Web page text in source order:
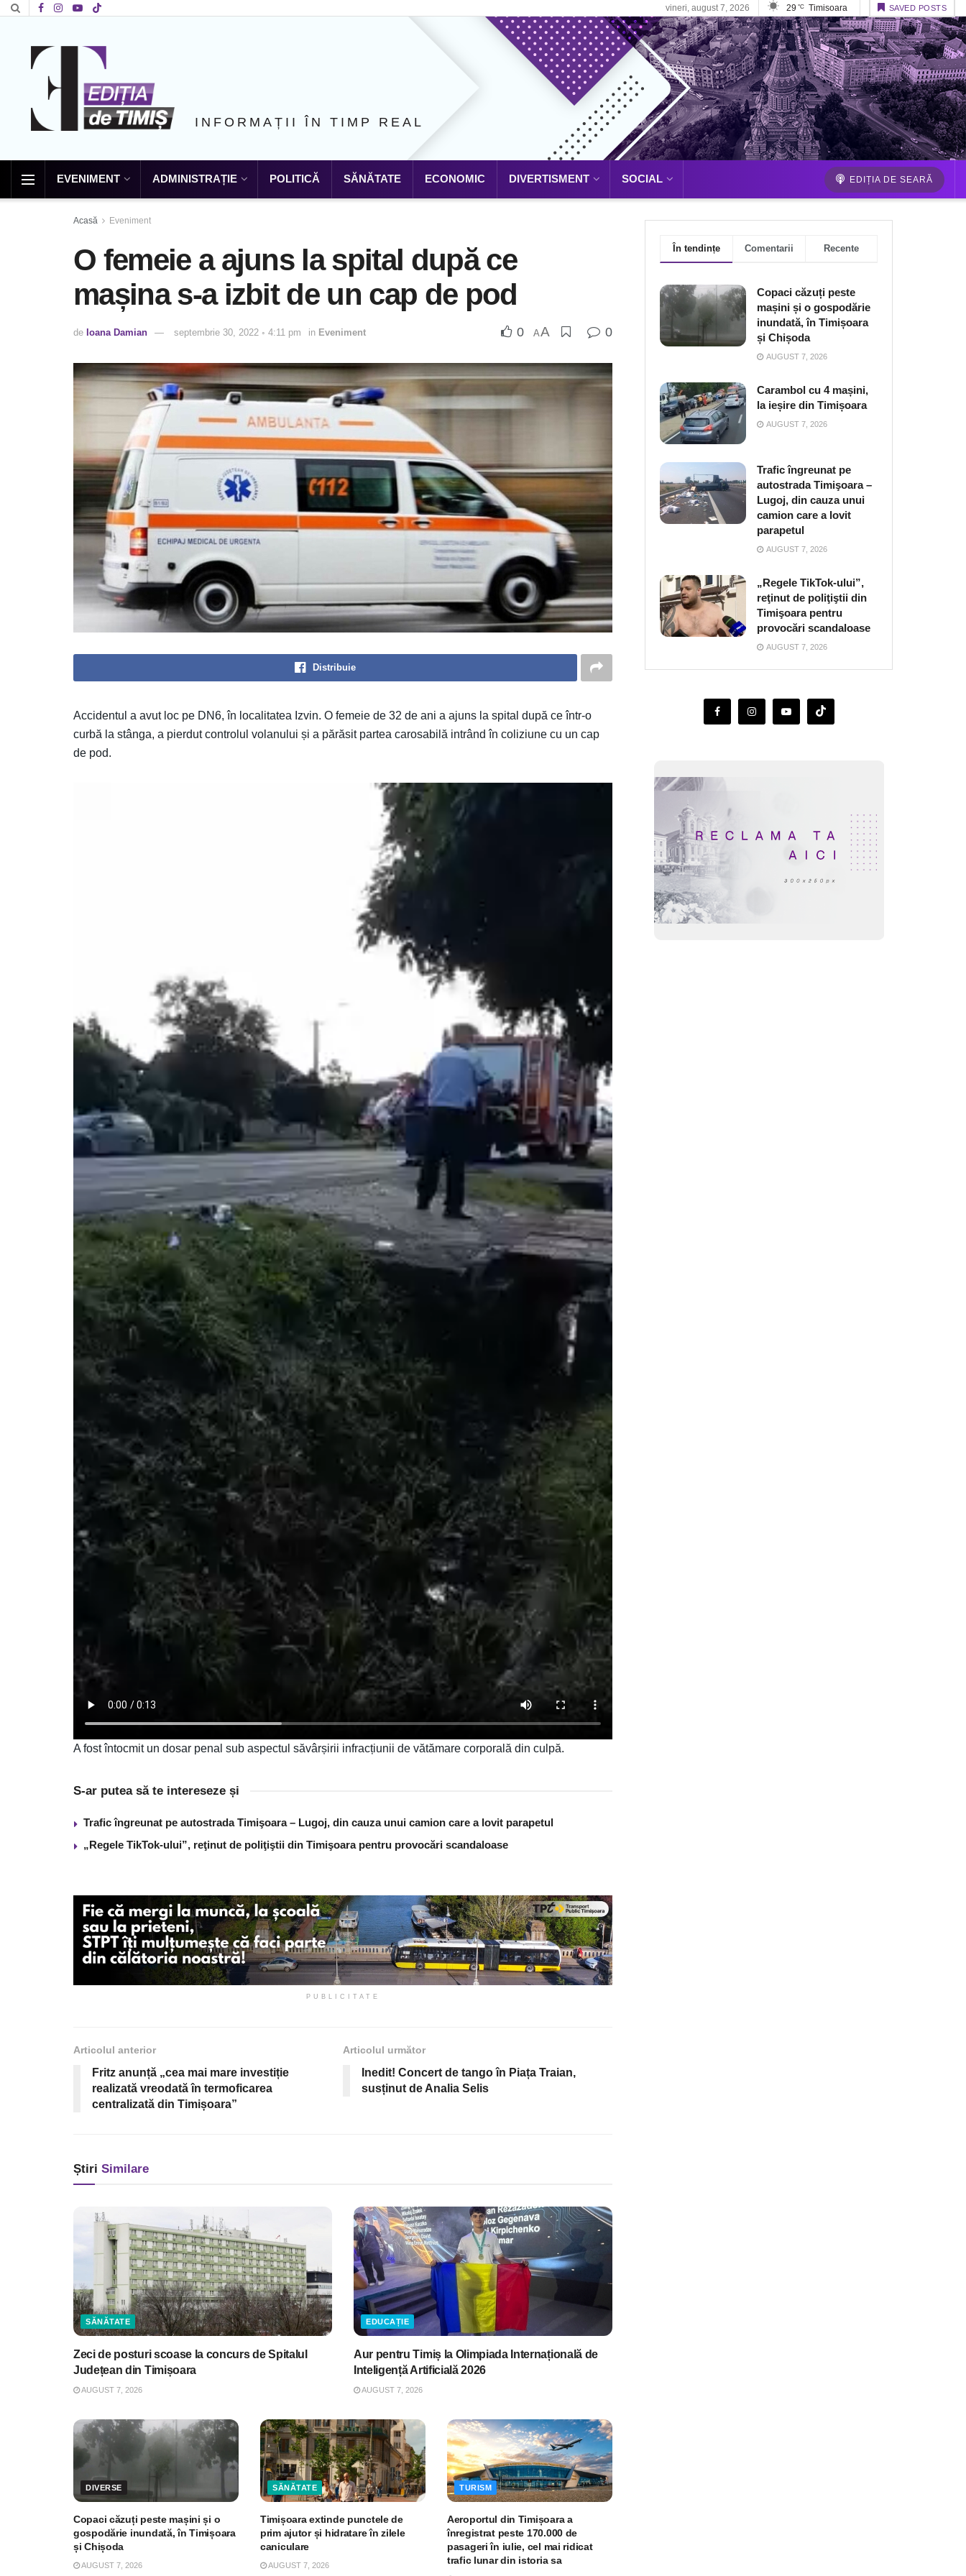
vineri, august 7, 2026 29 °C Timisoara SAVED POSTS
INFORMAȚII ÎN TIMP REAL
EVENIMENT ADMINISTRAȚIE POLITICĂ SĂNĂTATE ECONOMIC DIVERTISMENT SOCIAL EDIȚIA DE SEARĂ
Acasă Eveniment
O femeie a ajuns la spital după ce
mașina s-a izbit de un cap de pod
de Ioana Damian septembrie 30, 2022 ◦ 4:11 pm in Eveniment 0 AA 0
Distribuie
Accidentul a avut loc pe DN6, în localitatea Izvin. O femeie de 32 de ani a ajuns la spital după ce într-o
curbă la stânga, a pierdut controlul volanului și a părăsit partea carosabilă intrând în coliziune cu un cap
de pod.
A fost întocmit un dosar penal sub aspectul săvârșirii infracțiunii de vătămare corporală din culpă.
S-ar putea să te intereseze și
Trafic îngreunat pe autostrada Timişoara – Lugoj, din cauza unui camion care a lovit parapetul
„Regele TikTok-ului”, reţinut de poliţiştii din Timişoara pentru provocări scandaloase
PUBLICITATE
Articolul anterior
Fritz anunță „cea mai mare investiție
realizată vreodată în termoficarea
centralizată din Timișoara”
Articolul următor
Inedit! Concert de tango în Piața Traian,
susținut de Analia Selis
Știri Similare
SĂNĂTATE
Zeci de posturi scoase la concurs de Spitalul
Județean din Timișoara
AUGUST 7, 2026
EDUCAȚIE
Aur pentru Timiș la Olimpiada Internațională de
Inteligență Artificială 2026
AUGUST 7, 2026
DIVERSE
Copaci căzuți peste mașini și o
gospodărie inundată, în Timișoara
și Chișoda
AUGUST 7, 2026
SĂNĂTATE
Timișoara extinde punctele de
prim ajutor și hidratare în zilele
caniculare
AUGUST 7, 2026
TURISM
Aeroportul din Timișoara a
înregistrat peste 170.000 de
pasageri în iulie, cel mai ridicat
trafic lunar din istoria sa
În tendințe Comentarii Recente
Copaci căzuți peste
mașini și o gospodărie
inundată, în Timișoara
și Chișoda
AUGUST 7, 2026
Carambol cu 4 mașini,
la ieșire din Timișoara
AUGUST 7, 2026
Trafic îngreunat pe
autostrada Timişoara –
Lugoj, din cauza unui
camion care a lovit
parapetul
AUGUST 7, 2026
„Regele TikTok-ului”,
reţinut de poliţiştii din
Timişoara pentru
provocări scandaloase
AUGUST 7, 2026